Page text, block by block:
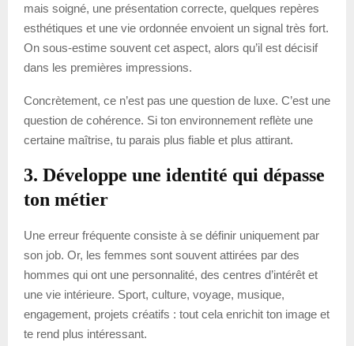
mais soigné, une présentation correcte, quelques repères
esthétiques et une vie ordonnée envoient un signal très fort.
On sous-estime souvent cet aspect, alors qu’il est décisif
dans les premières impressions.
Concrètement, ce n’est pas une question de luxe. C’est une
question de cohérence. Si ton environnement reflète une
certaine maîtrise, tu parais plus fiable et plus attirant.
3. Développe une identité qui dépasse
ton métier
Une erreur fréquente consiste à se définir uniquement par
son job. Or, les femmes sont souvent attirées par des
hommes qui ont une personnalité, des centres d’intérêt et
une vie intérieure. Sport, culture, voyage, musique,
engagement, projets créatifs : tout cela enrichit ton image et
te rend plus intéressant.